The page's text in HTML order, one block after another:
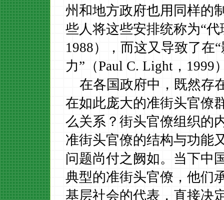
州和地方政府也用同样的
些人将这些安排统称为“代
1988），而这又导致了在
力”（Paul C. Light，1999
在各国政府中，既然存
在如此庞大的准街头官僚
么关系？街头官僚组织的
准街头官僚的结构与功能
问题尚付之阙如。当下中
典型的准街头官僚，他们
基层社会的代表，直接决